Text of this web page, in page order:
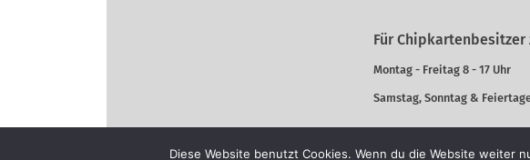
Für Chipkartenbesitzer
Montag - Freitag 8 - 17 Uhr
Samstag, Sonntag &
Diese Website benutzt Cookies. Wenn du die Website weiter